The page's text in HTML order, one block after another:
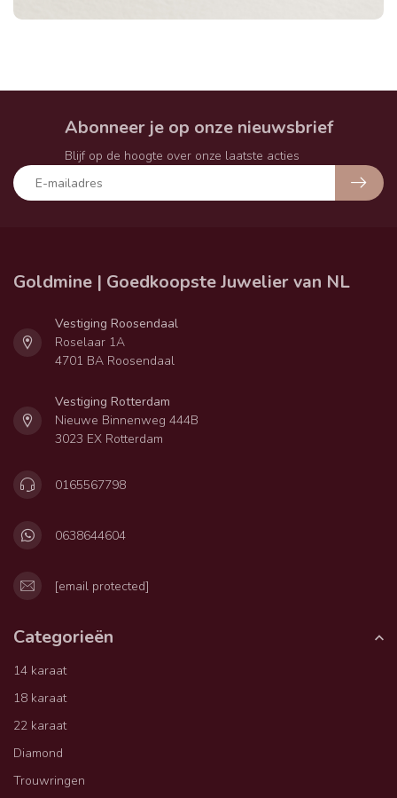
Abonneer je op onze nieuwsbrief
Blijf op de hoogte over onze laatste acties
Goldmine | Goedkoopste Juwelier van NL
Vestiging Roosendaal
Roselaar 1A
4701 BA Roosendaal
Vestiging Rotterdam
Nieuwe Binnenweg 444B
3023 EX Rotterdam
0165567798
0638644604
[email protected]
Categorieën
14 karaat
18 karaat
22 karaat
Diamond
Trouwringen